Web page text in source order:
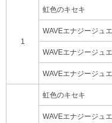
1
虹色のキセキ
WAVEエナジージュ
WAVEエナジージュ
WAVEエナジージュ
虹色のキセキ
WAVEエナジージュ